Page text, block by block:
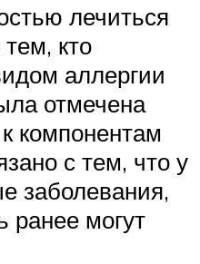
лечиться
кто
аллергии
отмечена
компонентам
с тем, что у
заболевания,
ранее могут